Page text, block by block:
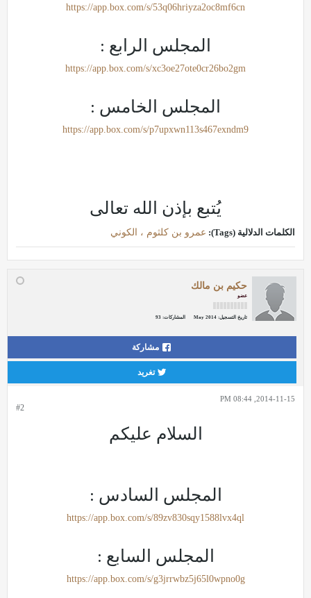
https://app.box.com/s/53q06hriyza2oc8mf6cn
المجلس الرابع :
https://app.box.com/s/xc3oe27ote0cr26bo2gm
المجلس الخامس :
https://app.box.com/s/p7upxwn113s467exndm9
يُتبع بإذن الله تعالى
الكلمات الدلالية (Tags): عمرو بن كلثوم ، الكوني
حكيم بن مالك
عضو
تاريخ التسجيل: May 2014 المشاركات: 93
مشاركة
تغريد
#2
2014-11-15, 08:44 PM
السلام عليكم
المجلس السادس :
https://app.box.com/s/89zv830sqy1588lvx4ql
المجلس السابع :
https://app.box.com/s/g3jrrwbz5j65l0wpno0g